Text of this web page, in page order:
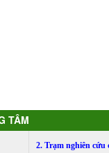
TÂM
2. Trạm nghiên